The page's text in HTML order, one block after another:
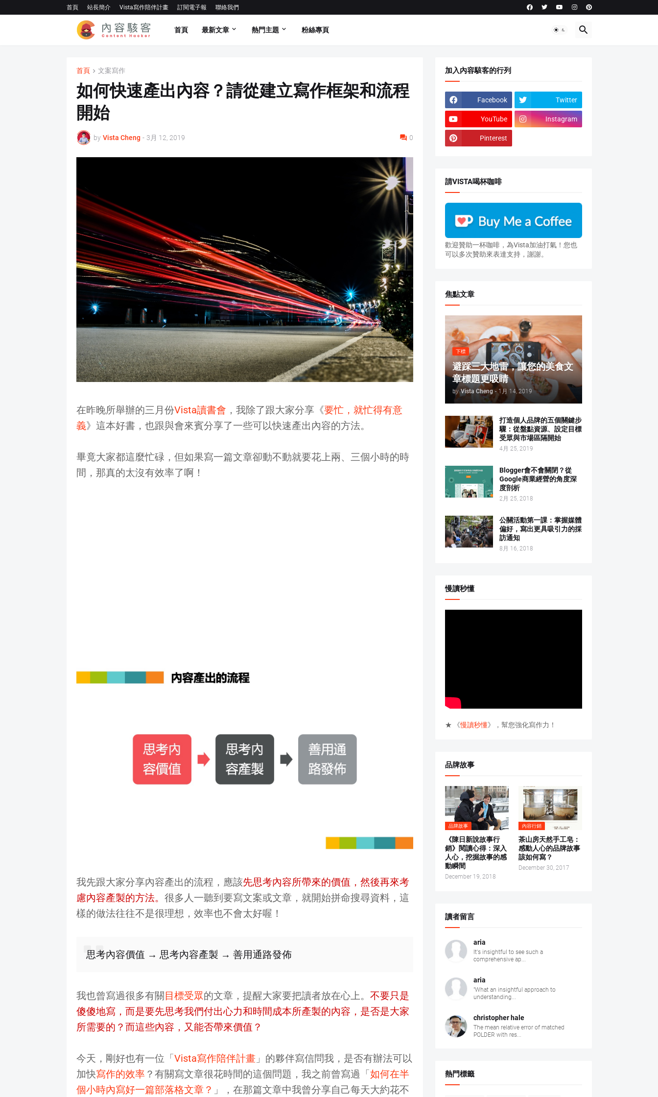
首頁 站長簡介 Vista寫作陪伴計畫 訂閱電子報 聯絡我們
首頁 最新文章 熱門主題 粉絲專頁
首頁 文案寫作
如何快速產出內容？請從建立寫作框架和流程
開始
by Vista Cheng - 3月 12, 2019 0
在昨晚所舉辦的三月份Vista讀書會 ，我除了跟大家分享《要忙，就忙得有意
義》這本好書，也跟與會來賓分享了一些可以快速產出內容的方法。
畢竟大家都這麼忙碌，但如果寫一篇文章卻動不動就要花上兩、三個小時的時
間，那真的太沒有效率了啊！
我先跟大家分享內容產出的流程，應該先思考內容所帶來的價值，然後再來考
慮內容產製的方法。 很多人一聽到要寫文案或文章，就開始拼命搜尋資料，這
樣的做法往往不是很理想，效率也不會太好喔！
思考內容價值 → 思考內容產製 → 善用通路發佈
我也曾寫過很多有關目標受眾的文章，提醒大家要把讀者放在心上。 不要只是
傻傻地寫，而是要先思考我們付出心力和時間成本所產製的內容，是否是大家
所需要的？而這些內容，又能否帶來價值？
今天，剛好也有一位「Vista寫作陪伴計畫」的夥伴寫信問我，是否有辦法可以
加快寫作的效率？有關寫文章很花時間的這個問題，我之前曾寫過「如何在半
個小時內寫好一篇部落格文章？ 」，在那篇文章中我曾分享自己每天大約花不
加入內容駭客的行列
Facebook Twitter
YouTube Instagram
Pinterest
請VISTA喝杯咖啡
歡迎贊助一杯咖啡，為Vista加油打氣！您也
可以多次贊助來表達支持，謝謝。
焦點文章
下標
避踩三大地雷，讓您的美食文
章標題更吸睛
by Vista Cheng - 1月 14, 2019
打造個人品牌的五個關鍵步
驟：從盤點資源、設定目標
受眾與市場區隔開始
4月 25, 2019
Blogger會不會關閉？從
Google商業經營的角度深
度剖析
2月 25, 2018
公關活動第一課：掌握媒體
偏好，寫出更具吸引力的採
訪通知
8月 16, 2018
慢讀秒懂
★ 《慢讀秒懂》，幫您強化寫作力！
品牌故事
品牌故事
《陳日新說故事行
銷》閱讀心得：深入
人心，挖掘故事的感
動瞬間
December 19, 2018
內容行銷
茶山房天然手工皂：
感動人心的品牌故事
該如何寫？
December 30, 2017
讀者留言
aria
It's insightful to see such a
comprehensive ap...
aria
"What an insightful approach to
understanding...
christopher hale
The mean relative error of matched
POLDER with res...
熱門標籤